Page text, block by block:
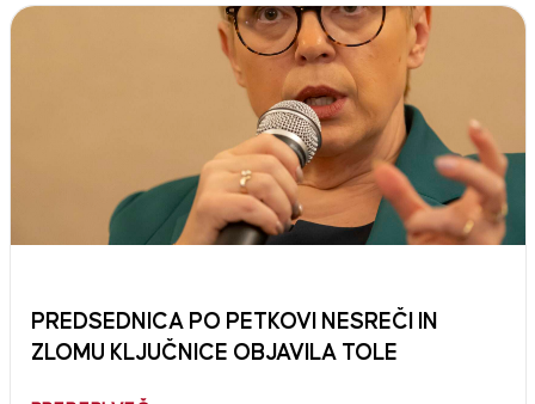
PREDSEDNICA PO PETKOVI NESREČI IN
ZLOMU KLJUČNICE OBJAVILA TOLE